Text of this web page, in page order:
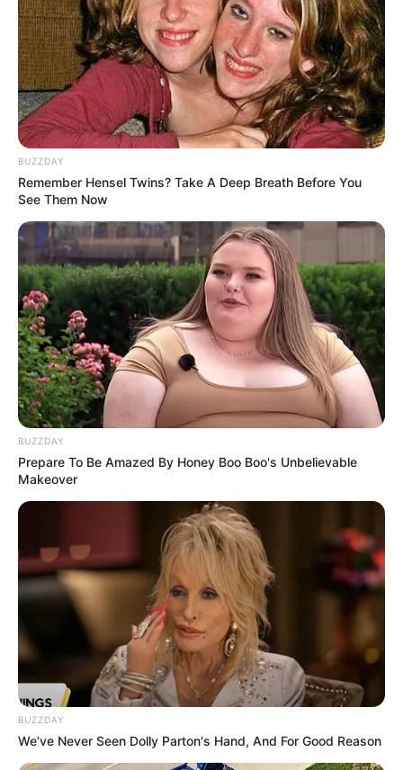
(foto: instagram/mayakerthyasa)
5. Ia juga menulis sebuah buku yang berisikan resep
masakan kuno Bali yang rata-rata sudah terlupakan
BUZZDAY
Remember Hensel Twins? Take A Deep Breath Before You
See Them Now
BUZZDAY
Prepare To Be Amazed By Honey Boo Boo's Unbelievable
Makeover
BUZZDAY
We’ve Never Seen Dolly Parton's Hand, And For Good Reason